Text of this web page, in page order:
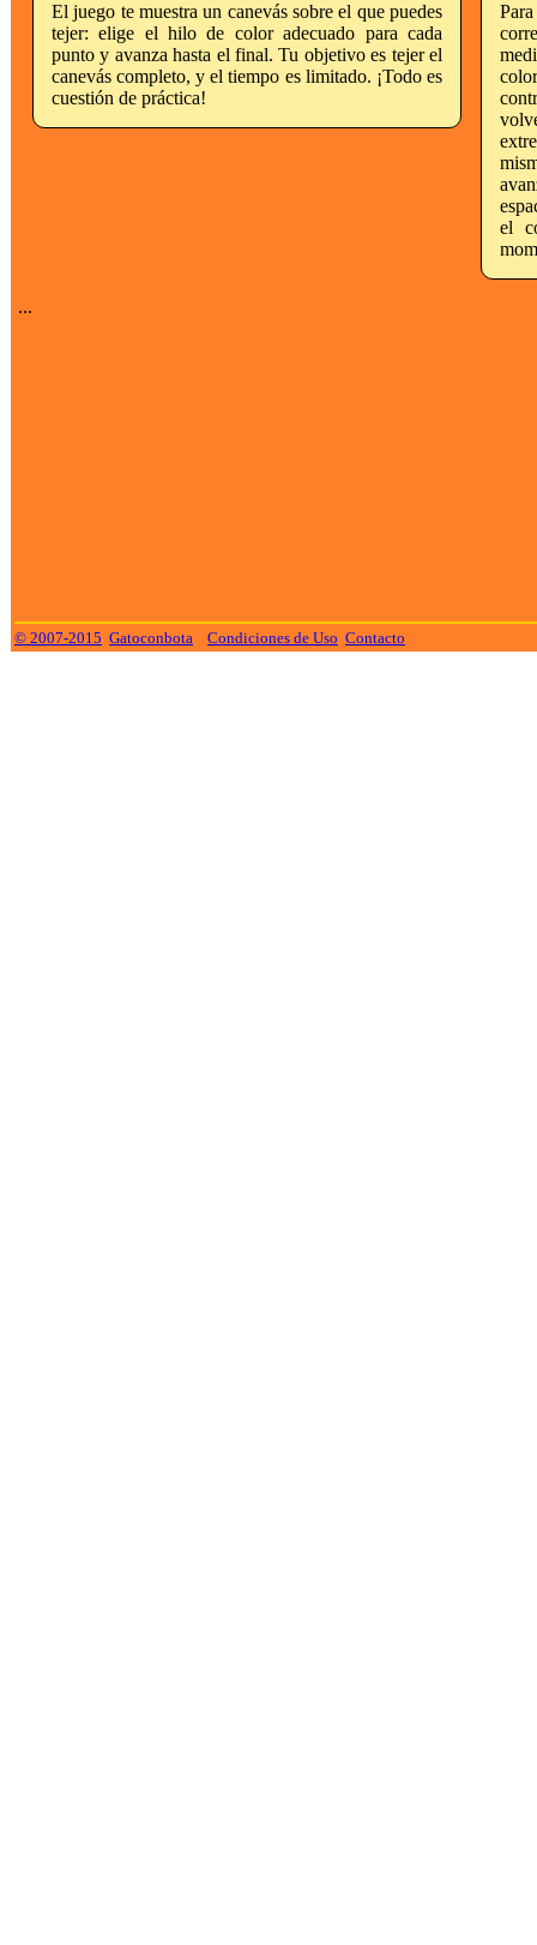
El juego te muestra un canevás sobre el que puedes
tejer: elige el hilo de color adecuado para cada
punto y avanza hasta el final. Tu objetivo es tejer el
canevás completo, y el tiempo es limitado. ¡Todo es
cuestión de práctica!
el
...
© 2007-2015 Gatoconbota Condiciones de Uso Contacto